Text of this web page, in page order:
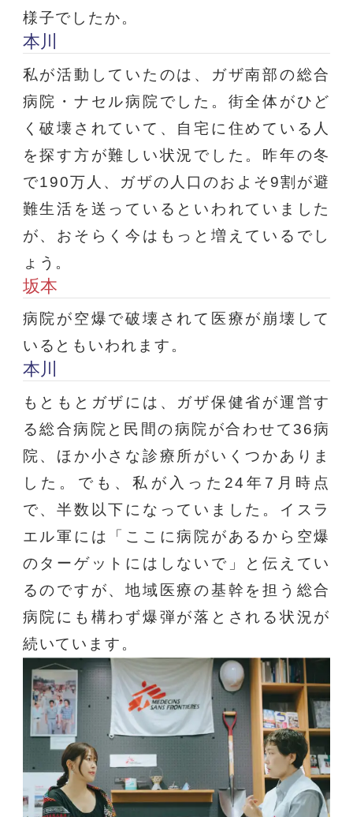
様子でしたか。
本川
私が活動していたのは、ガザ南部の総合
病院・ナセル病院でした。街全体がひど
く破壊されていて、自宅に住めている人
を探す方が難しい状況でした。昨年の冬
で190万人、ガザの人口のおよそ9割が避
難生活を送っているといわれていました
が、おそらく今はもっと増えているでし
ょう。
坂本
病院が空爆で破壊されて医療が崩壊して
いるともいわれます。
本川
もともとガザには、ガザ保健省が運営す
る総合病院と民間の病院が合わせて36病
院、ほか小さな診療所がいくつかありま
した。でも、私が入った24年7月時点
で、半数以下になっていました。イスラ
エル軍には「ここに病院があるから空爆
のターゲットにはしないで」と伝えてい
るのですが、地域医療の基幹を担う総合
病院にも構わず爆弾が落とされる状況が
続いています。